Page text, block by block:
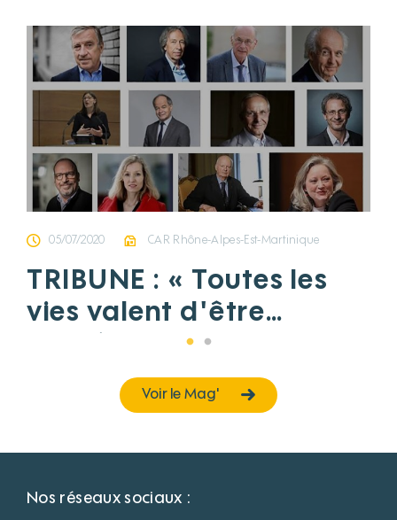
05/07/2020 CAR Rhône-Alpes-Est-Martinique
TRIBUNE : « Toutes les
vies valent d'être
Voir le Mag'
Nos réseaux sociaux :